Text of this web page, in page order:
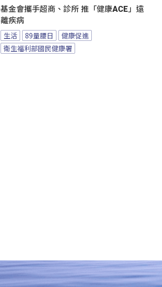
基金會攜手超商、診所 推「健康ACE」遠
離疾病
生活 89量腰日
健康促進
衛生福利部國民健康署